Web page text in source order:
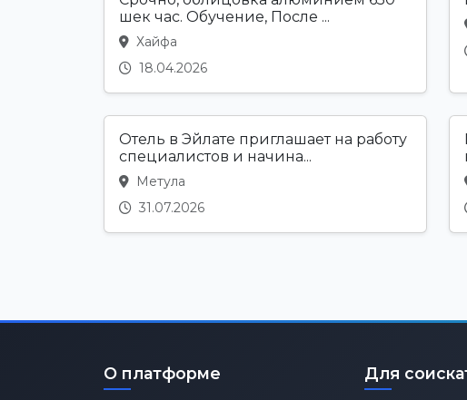
шек час. Обучение, После ...
Хайфа
18.04.2026
Отель в Эйлате приглашает на работу
специалистов и начина...
Метула
31.07.2026
О платформе Для